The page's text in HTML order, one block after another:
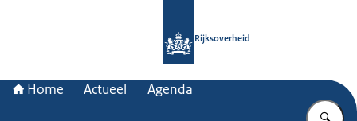
Rijksoverheid
Home Actueel Agenda